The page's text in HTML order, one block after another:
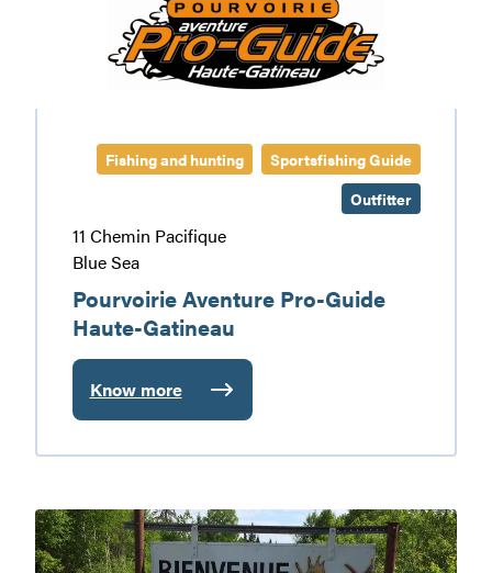
Fishing and hunting
Sportsfishing Guide
Outfitter
11 Chemin Pacifique
Blue Sea
Pourvoirie Aventure Pro-Guide
Haute-Gatineau
Know more
:
Pourvoirie
Aventure
Guide
Haute-
Gatineau
Pourvoirie
Coucou